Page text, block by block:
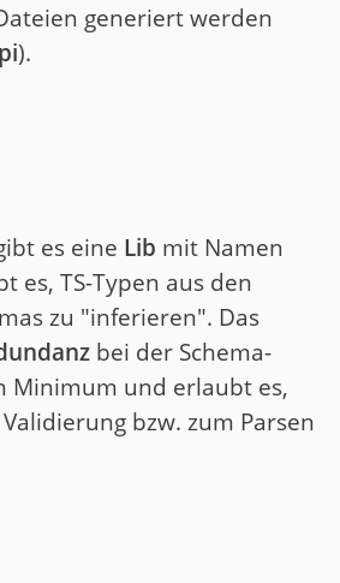
generiert werden
).
es eine Lib mit Namen
es, TS-Typen aus den
zu "inferieren". Das
bei der Schema-
Minimum und erlaubt es,
bzw. zum Parsen